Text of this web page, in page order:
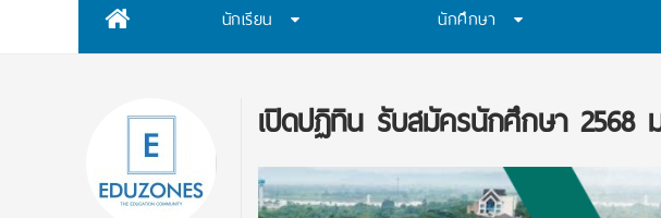
นักเรียน นักศึกษา
เปิดปฏิทิน รับสมัครนักศึกษา 2568